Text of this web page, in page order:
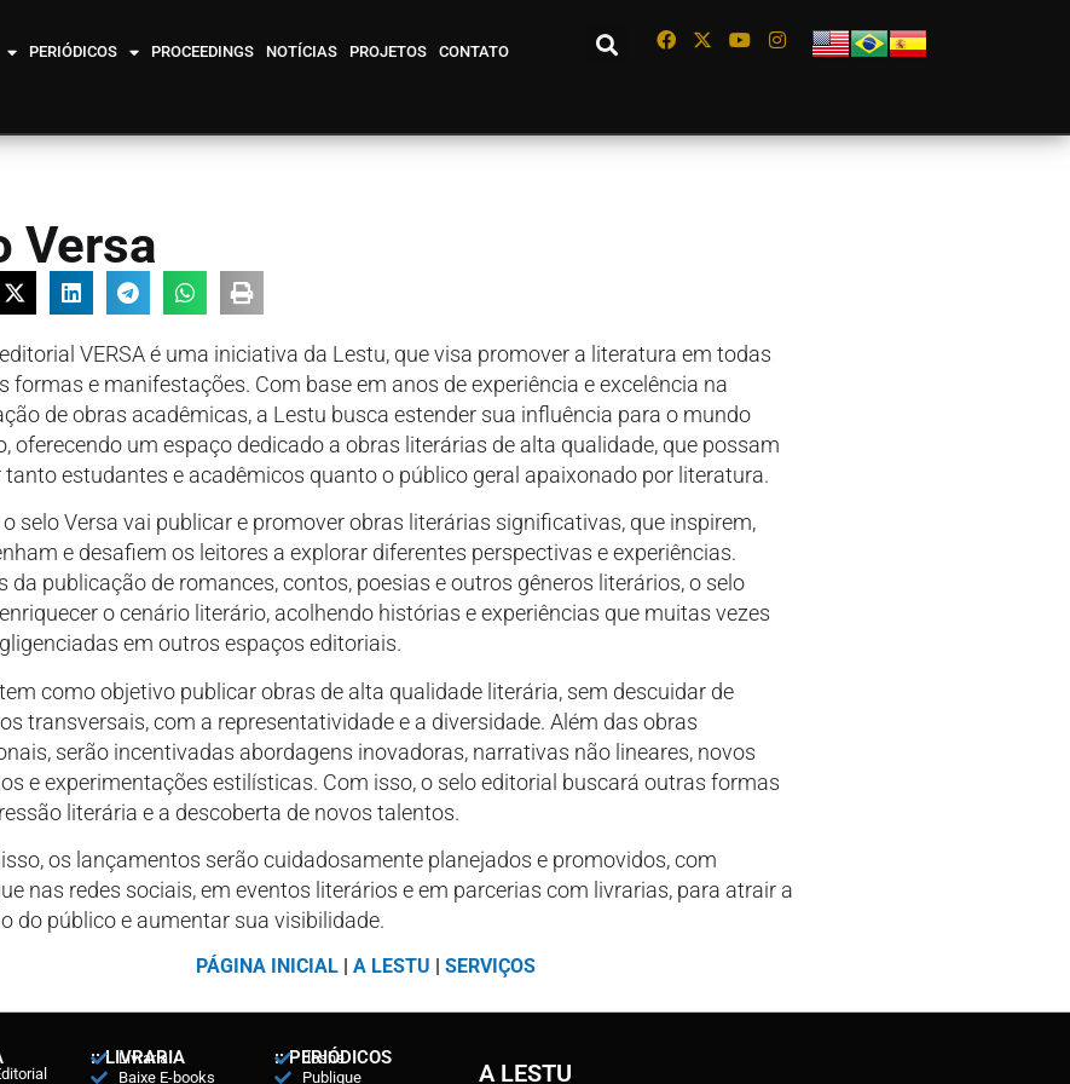
PERIÓDICOS PROCEEDINGS NOTÍCIAS PROJETOS CONTATO
Versa
VERSA é uma iniciativa da Lestu, que visa promover a literatura em todas
formas e manifestações. Com base em anos de experiência e excelência na
de obras acadêmicas, a Lestu busca estender sua influência para o mundo
oferecendo um espaço dedicado a obras literárias de alta qualidade, que possam
estudantes e acadêmicos quanto o público geral apaixonado por literatura.
selo Versa vai publicar e promover obras literárias significativas, que inspirem,
e desafiem os leitores a explorar diferentes perspectivas e experiências.
da publicação de romances, contos, poesias e outros gêneros literários, o selo
o cenário literário, acolhendo histórias e experiências que muitas vezes
em outros espaços editoriais.
como objetivo publicar obras de alta qualidade literária, sem descuidar de
transversais, com a representatividade e a diversidade. Além das obras
serão incentivadas abordagens inovadoras, narrativas não lineares, novos
e experimentações estilísticas. Com isso, o selo editorial buscará outras formas
literária e a descoberta de novos talentos.
os lançamentos serão cuidadosamente planejados e promovidos, com
nas redes sociais, em eventos literários e em parcerias com livrarias, para atrair a
do público e aumentar sua visibilidade.
PÁGINA INICIAL |A LESTU |SERVIÇOS
:: LIVRARIA
Livraria
Baixe E-books
:: PERIÓDICOS
Joshe
Publique
A LESTU